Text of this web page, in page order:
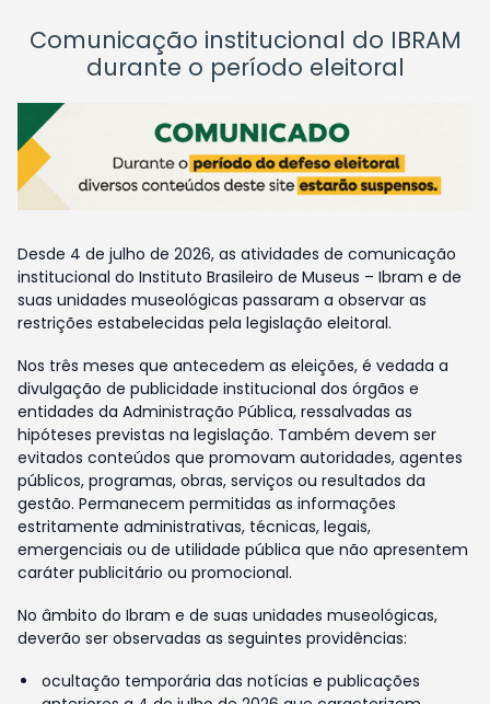
Comunicação institucional do IBRAM
durante o período eleitoral
Desde 4 de julho de 2026, as atividades de comunicação
institucional do Instituto Brasileiro de Museus – Ibram e de
suas unidades museológicas passaram a observar as
restrições estabelecidas pela legislação eleitoral.
Nos três meses que antecedem as eleições, é vedada a
divulgação de publicidade institucional dos órgãos e
entidades da Administração Pública, ressalvadas as
hipóteses previstas na legislação. Também devem ser
evitados conteúdos que promovam autoridades, agentes
públicos, programas, obras, serviços ou resultados da
gestão. Permanecem permitidas as informações
estritamente administrativas, técnicas, legais,
emergenciais ou de utilidade pública que não apresentem
caráter publicitário ou promocional.
No âmbito do Ibram e de suas unidades museológicas,
deverão ser observadas as seguintes providências:
ocultação temporária das notícias e publicações